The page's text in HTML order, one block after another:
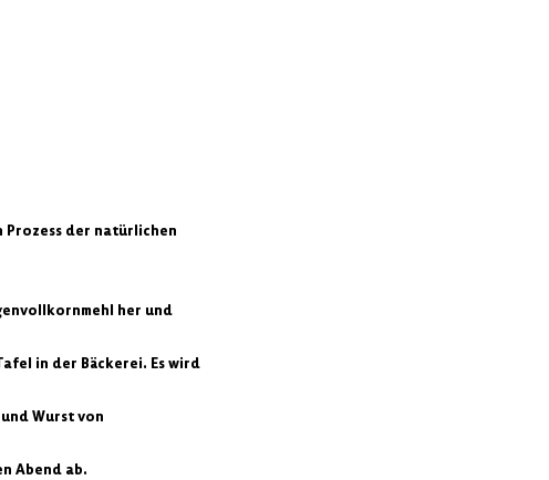
Prozess der natürlichen
her und
in der Bäckerei. Es wird
Wurst von
Abend ab.